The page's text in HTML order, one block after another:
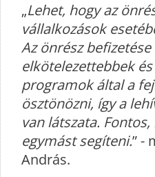
„Lehet, hogy az
vállalkozások
Az önrész
elkötelezettebbek
programok által a
ösztönözni, így a
van látszata.
egymást segíteni.” -
András.